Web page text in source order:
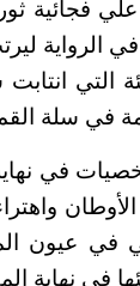
في الرواية
التي
في سلة
في
في عيون
في نهاية